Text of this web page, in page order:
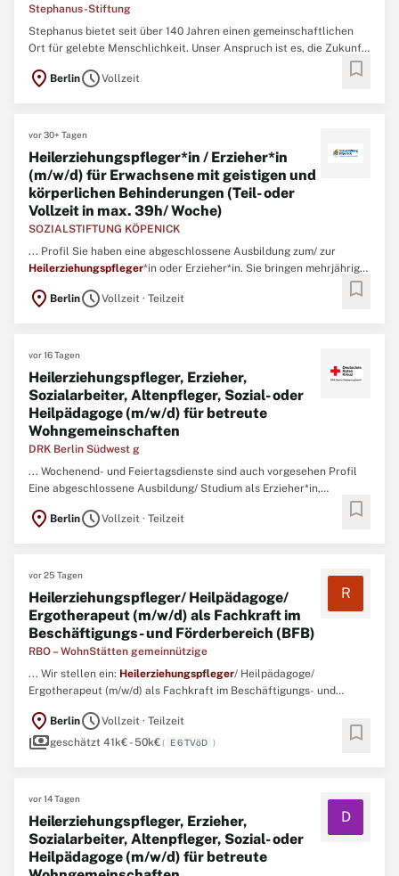
Stephanus-Stiftung
Stephanus bietet seit über 140 Jahren einen gemeinschaftlichen
Ort für gelebte Menschlichkeit. Unser Anspruch ist es, die Zukunft
Fachlichkeit und Empathie.Das bedeutet für uns auch, dass die
location_on BerlinscheduleVollzeit bookmark
vor 30+ Tagen
Heilerziehungspfleger*in / Erzieher*in
(m/w/d) für Erwachsene mit geistigen und
körperlichen Behinderungen (Teil- oder
Vollzeit in max. 39h/ Woche)
SOZIALSTIFTUNG KÖPENICK
... Profil Sie haben eine abgeschlossene Ausbildung zum/ zur
Heilerziehungspfleger*in oder Erzieher*in. Sie bringen mehrjährige
Berufserfahrung mit und sind sicher sowie empathisch im Umgang
mit Menschen mit körperlichen und geistigen Behinderungen. ...
location_on BerlinscheduleVollzeit · Teilzeit bookmark
vor 16 Tagen
Heilerziehungspfleger, Erzieher,
Sozialarbeiter, Altenpfleger, Sozial- oder
Heilpädagoge (m/w/d) für betreute
Wohngemeinschaften
DRK Berlin Südwest g
... Wochenend- und Feiertagsdienste sind auch vorgesehen Profil
Eine abgeschlossene Ausbildung/ Studium als Erzieher*in,
Sozial- und Heilpädagog*in o.ä. ...
location_on BerlinscheduleVollzeit · Teilzeit bookmark
vor 25 Tagen
Heilerziehungspfleger/ Heilpädagoge/
Ergotherapeut (m/w/d) als Fachkraft im
Beschäftigungs- und Förderbereich (BFB)
RBO – WohnStätten gemeinnützige
R
... Wir stellen ein: Heilerziehungspfleger/ Heilpädagoge/
Ergotherapeut (m/w/d) als Fachkraft im Beschäftigungs- und
Arbeitszeit: 35 - 39 Wochenstunden Arbeitsort: Allee der
Kosmonauten 23, 10315 Berlin Zu besetzen ab: 01.09.2026
location_on BerlinscheduleVollzeit · Teilzeit
paymentsgeschätzt 41k€ - 50k€( E 6 TVöD ) bookmark
vor 14 Tagen
Heilerziehungspfleger, Erzieher,
Sozialarbeiter, Altenpfleger, Sozial- oder
Heilpädagoge (m/w/d) für betreute
D